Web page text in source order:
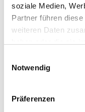
soziale Medien,
Partner führen
weiteren Daten
Notwendig
Präferenzen